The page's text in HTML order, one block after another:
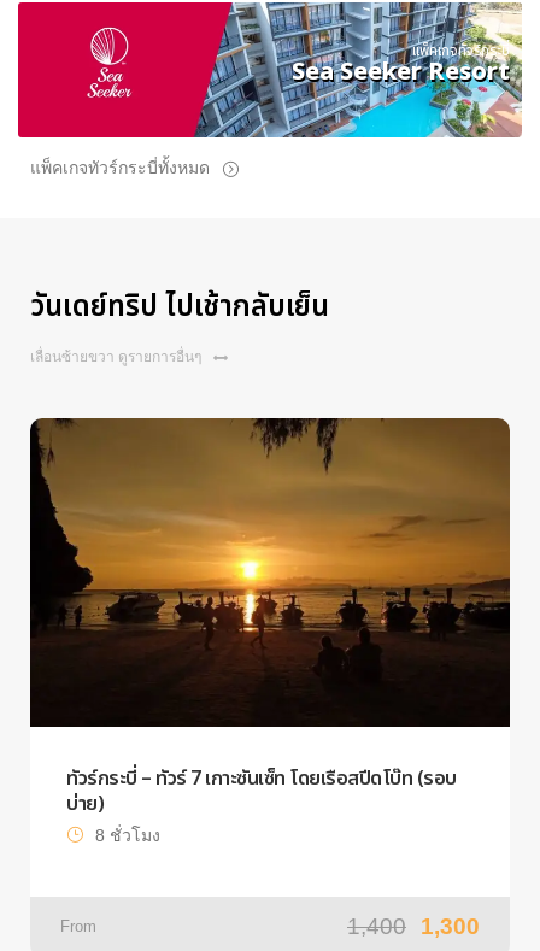
แพ็คเกจทัวร์กระบี่
Sea Seeker Resort
แพ็คเกจทัวร์กระบี่ทั้งหมด
วันเดย์ทริป ไปเช้ากลับเย็น
เลื่อนซ้ายขวา ดูรายการอื่นๆ
ทัวร์กระบี่ – ทัวร์ 7 เกาะซันเซ็ท โดยเรือสปีดโบ๊ท (รอบ
บ่าย)
8 ชั่วโมง
From 1,400 1,300